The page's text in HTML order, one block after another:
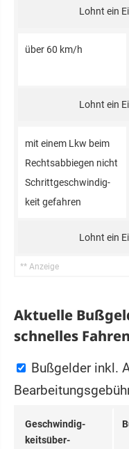
über 60 km/h
mit einem Lkw beim
Rechts­ab­bie­gen nicht
Schritt­ge­schwin­dig­
keit ge­fah­ren
Aktuelle
schnelles
Bußgelder inkl.
Ge­schwin­dig­
keits­über­